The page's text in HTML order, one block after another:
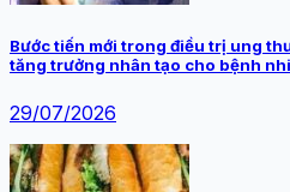
Bước tiến mới trong điều trị ung
tăng trưởng nhân tạo cho bệnh
29/07/2026